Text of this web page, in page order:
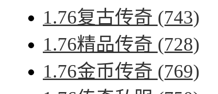
1.76复古传奇 (743)
1.76精品传奇 (728)
1.76金币传奇 (769)